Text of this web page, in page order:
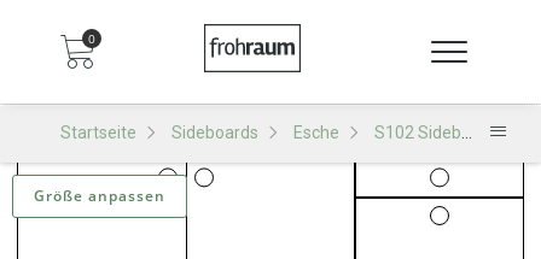
0
Startseite Sideboards Esche S102 Sideboard
Größe anpassen